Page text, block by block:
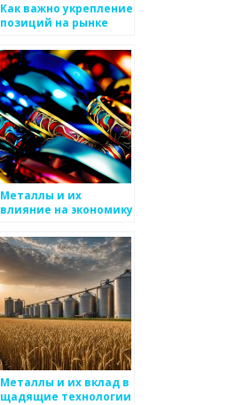
Как важно укрепление
позиций на рынке
Металлы и их
влияние на экономику
Металлы и их вклад в
щадящие технологии